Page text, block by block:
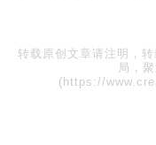
转载原创文章请注明，转
局，
(https://